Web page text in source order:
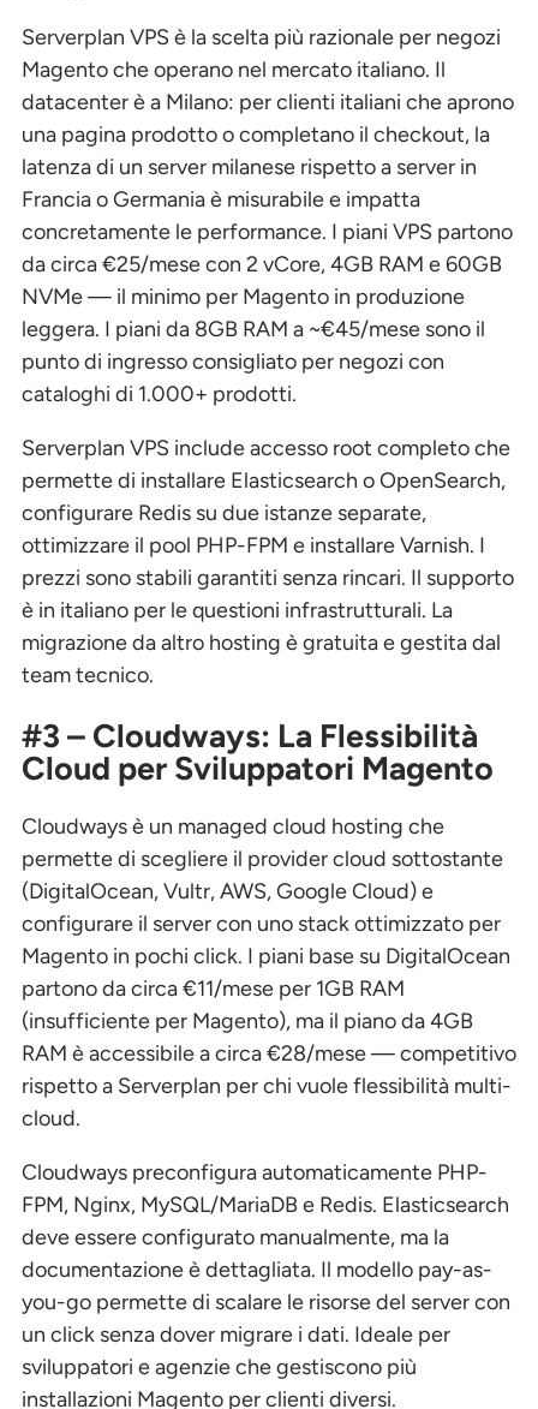
Serverplan VPS è la scelta più razionale per negozi
Magento che operano nel mercato italiano. Il
datacenter è a Milano: per clienti italiani che aprono
una pagina prodotto o completano il checkout, la
latenza di un server milanese rispetto a server in
Francia o Germania è misurabile e impatta
concretamente le performance. I piani VPS partono
da circa €25/mese con 2 vCore, 4GB RAM e 60GB
NVMe — il minimo per Magento in produzione
leggera. I piani da 8GB RAM a ~€45/mese sono il
punto di ingresso consigliato per negozi con
cataloghi di 1.000+ prodotti.
Serverplan VPS include accesso root completo che
permette di installare Elasticsearch o OpenSearch,
configurare Redis su due istanze separate,
ottimizzare il pool PHP-FPM e installare Varnish. I
prezzi sono stabili garantiti senza rincari. Il supporto
è in italiano per le questioni infrastrutturali. La
migrazione da altro hosting è gratuita e gestita dal
team tecnico.
#3 – Cloudways: La Flessibilità
Cloud per Sviluppatori Magento
Cloudways è un managed cloud hosting che
permette di scegliere il provider cloud sottostante
(DigitalOcean, Vultr, AWS, Google Cloud) e
configurare il server con uno stack ottimizzato per
Magento in pochi click. I piani base su DigitalOcean
partono da circa €11/mese per 1GB RAM
(insufficiente per Magento), ma il piano da 4GB
RAM è accessibile a circa €28/mese — competitivo
rispetto a Serverplan per chi vuole flessibilità multi-
cloud.
Cloudways preconfigura automaticamente PHP-
FPM, Nginx, MySQL/MariaDB e Redis. Elasticsearch
deve essere configurato manualmente, ma la
documentazione è dettagliata. Il modello pay-as-
you-go permette di scalare le risorse del server con
un click senza dover migrare i dati. Ideale per
sviluppatori e agenzie che gestiscono più
installazioni Magento per clienti diversi.